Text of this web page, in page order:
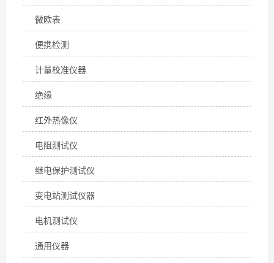
微欧表
便携检测
计量校准仪器
绝缘
红外热像仪
电阻测试仪
继电保护测试仪
变电站测试仪器
电机测试仪
通用仪器